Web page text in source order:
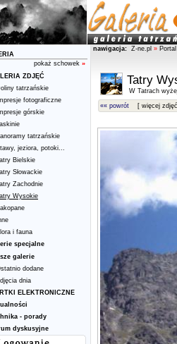
pokaż schowek »
ZDJĘĆ
tatrzańskie
fotograficzne
górskie
tatrzańskie
jeziora, potoki...
Bielskie
Słowackie
Zachodnie
Wysokie
i fauna
specjalne
galerie
dodane
dnia
ELEKTRONICZNE
- porady
dyskusyjne
nawigacja: Z-ne.pl »
Tatry
W Tatrach
«« powrót [ więcej